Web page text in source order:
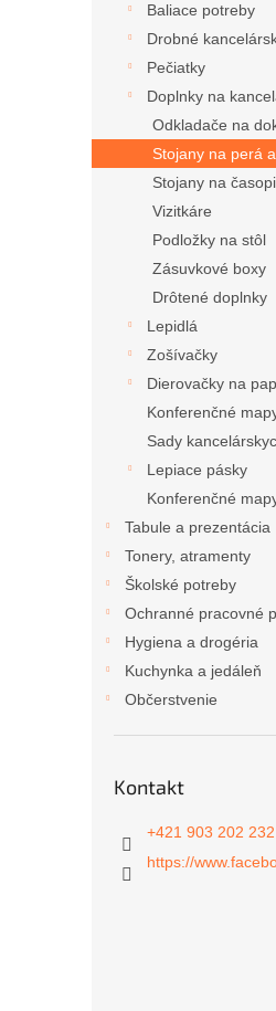
Baliace potreby
Drobné
Pečiatky
Doplnky na
Odkladače na
Stojany na perá
Stojany na
Vizitkáre
Podložky na stôl
Zásuvkové boxy
Drôtené doplnky
Lepidlá
Zošívačky
Dierovačky na
Konferenčné
Sady
Lepiace pásky
Konferenčné
Tabule a prezentácia
Tonery, atramenty
Školské potreby
Ochranné pracovné
Hygiena a drogéria
Kuchynka a jedáleň
Občerstvenie
Kontakt
+421 903 202 232
https://